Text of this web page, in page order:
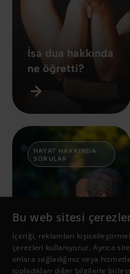
İsa dua hakkında
ne öğretti?
HAYAT HAKKINDA
SORULAR
bağışlama
hakkındaki
Bu web sitesi
İçeriği, reklamları
çerezleri kullanıyoruz. Ayrıca
onlara sağladığınız veya
topladıkları diğer bilgilerle